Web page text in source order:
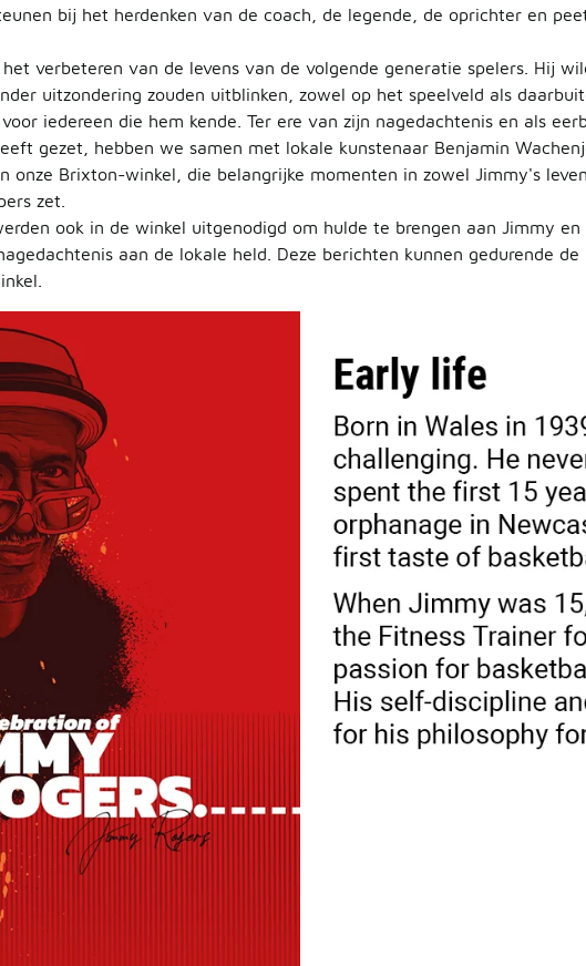
bij het herdenken van de coach, de legende, de oprichter en
verbeteren van de levens van de volgende generatie spelers. Hij
uitzondering zouden uitblinken, zowel op het speelveld als
iedereen die hem kende. Ter ere van zijn nagedachtenis en als
gezet, hebben we samen met lokale kunstenaar Benjamin
onze Brixton-winkel, die belangrijke momenten in zowel Jimmy's
zet.
ook in de winkel uitgenodigd om hulde te brengen aan Jimmy en
aan de lokale held. Deze berichten kunnen gedurende